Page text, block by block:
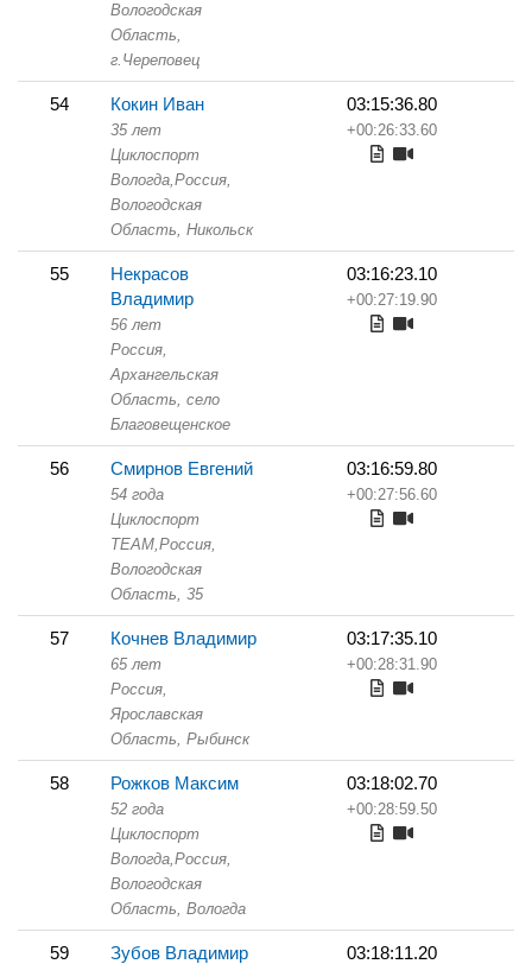
Вологодская
Область,
г.Череповец
54 Кокин Иван
35 лет
Циклоспорт
Вологда,Россия,
Вологодская
Область, Никольск
03:15:36.80
+00:26:33.60
55
Некрасов
Владимир
56 лет
Россия,
Архангельская
Область, село
Благовещенское
03:16:23.10
+00:27:19.90
56 Смирнов Евгений
54 года
Циклоспорт
TEAM,Россия,
Вологодская
Область, 35
03:16:59.80
+00:27:56.60
57 Кочнев Владимир
65 лет
Россия,
Ярославская
Область, Рыбинск
03:17:35.10
+00:28:31.90
58 Рожков Максим
52 года
Циклоспорт
Вологда,Россия,
Вологодская
Область, Вологда
03:18:02.70
+00:28:59.50
59 Зубов Владимир 03:18:11.20